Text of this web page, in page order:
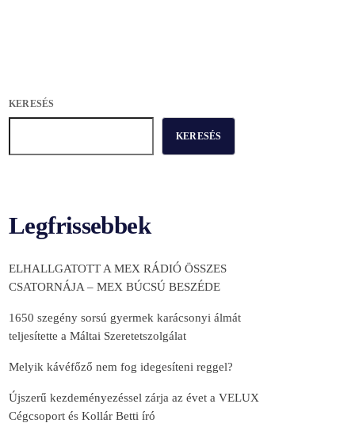
KERESÉS
KERESÉS
Legfrissebbek
ELHALLGATOTT A MEX RÁDIÓ ÖSSZES
CSATORNÁJA – MEX BÚCSÚ BESZÉDE
1650 szegény sorsú gyermek karácsonyi álmát
teljesítette a Máltai Szeretetszolgálat
Melyik kávéfőző nem fog idegesíteni reggel?
Újszerű kezdeményezéssel zárja az évet a VELUX
Cégcsoport és Kollár Betti író